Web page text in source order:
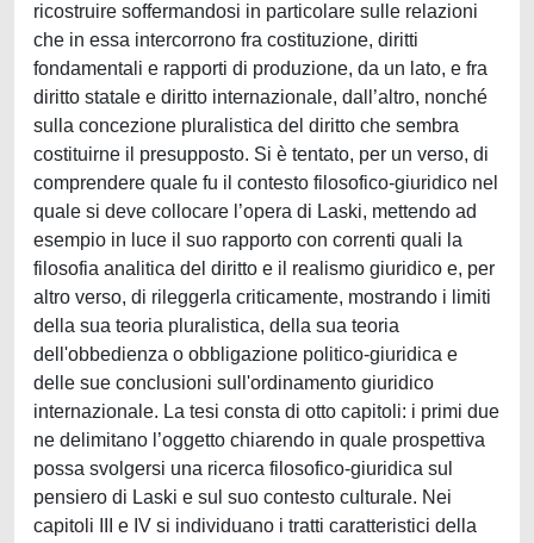
ricostruire soffermandosi in particolare sulle relazioni
che in essa intercorrono fra costituzione, diritti
fondamentali e rapporti di produzione, da un lato, e fra
diritto statale e diritto internazionale, dall’altro, nonché
sulla concezione pluralistica del diritto che sembra
costituirne il presupposto. Si è tentato, per un verso, di
comprendere quale fu il contesto filosofico-giuridico nel
quale si deve collocare l’opera di Laski, mettendo ad
esempio in luce il suo rapporto con correnti quali la
filosofia analitica del diritto e il realismo giuridico e, per
altro verso, di rileggerla criticamente, mostrando i limiti
della sua teoria pluralistica, della sua teoria
dell'obbedienza o obbligazione politico-giuridica e
delle sue conclusioni sull'ordinamento giuridico
internazionale. La tesi consta di otto capitoli: i primi due
ne delimitano l’oggetto chiarendo in quale prospettiva
possa svolgersi una ricerca filosofico-giuridica sul
pensiero di Laski e sul suo contesto culturale. Nei
capitoli III e IV si individuano i tratti caratteristici della